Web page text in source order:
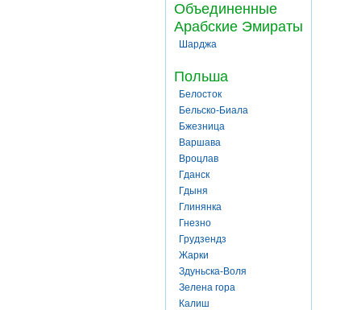
Объединенные
Арабские Эмираты
Шарджа
Польша
Белосток
Бельско-Биала
Бжезница
Варшава
Вроцлав
Гданск
Гдыня
Глинянка
Гнезно
Грудзендз
Жарки
Здуньска-Воля
Зелена гора
Калиш